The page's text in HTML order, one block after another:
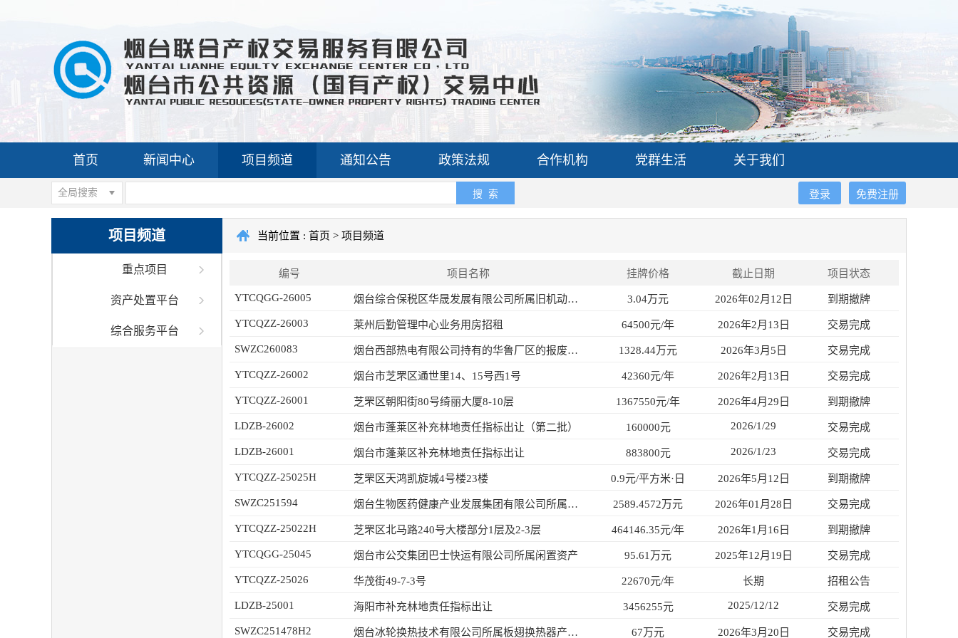
首页 新闻中心 项目频道 通知公告 政策法规 合作机构 党群生活 关于我们
全局搜索 搜 索 免费注册
登录
项目频道
重点项目
资产处置平台
综合服务平台
当前位置 : 首页 > 项目频道
编号 项目名称 挂牌价格 截止日期 项目状态
YTCQGG-26005 烟台综合保税区华晟发展有限公司所属旧机动车一辆 3.04万元 2026年02月12日 到期撤牌
YTCQZZ-26003 莱州后勤管理中心业务用房招租 64500元/年 2026年2月13日 交易完成
SWZC260083 烟台西部热电有限公司持有的华鲁厂区的报废资产 1328.44万元 2026年3月5日 交易完成
YTCQZZ-26002 烟台市芝罘区通世里14、15号西1号 42360元/年 2026年2月13日 交易完成
YTCQZZ-26001 芝罘区朝阳街80号绮丽大厦8-10层 1367550元/年 2026年4月29日 到期撤牌
LDZB-26002 烟台市蓬莱区补充林地责任指标出让（第二批） 160000元 2026/1/29 交易完成
LDZB-26001 烟台市蓬莱区补充林地责任指标出让 883800元 2026/1/23 交易完成
YTCQZZ-25025H 芝罘区天鸿凯旋城4号楼23楼 0.9元/平方米·日 2026年5月12日 到期撤牌
SWZC251594 烟台生物医药健康产业发展集团有限公司所属中冶沁海云墅70号、76号房产 2589.4572万元 2026年01月28日 交易完成
YTCQZZ-25022H 芝罘区北马路240号大楼部分1层及2-3层 464146.35元/年 2026年1月16日 到期撤牌
YTCQGG-25045 烟台市公交集团巴士快运有限公司所属闲置资产 95.61万元 2025年12月19日 交易完成
YTCQZZ-25026 华茂街49-7-3号 22670元/年 长期 招租公告
LDZB-25001 海阳市补充林地责任指标出让 3456255元 2025/12/12 交易完成
SWZC251478H2 烟台冰轮换热技术有限公司所属板翅换热器产品生产设备 67万元 2026年3月20日 交易完成